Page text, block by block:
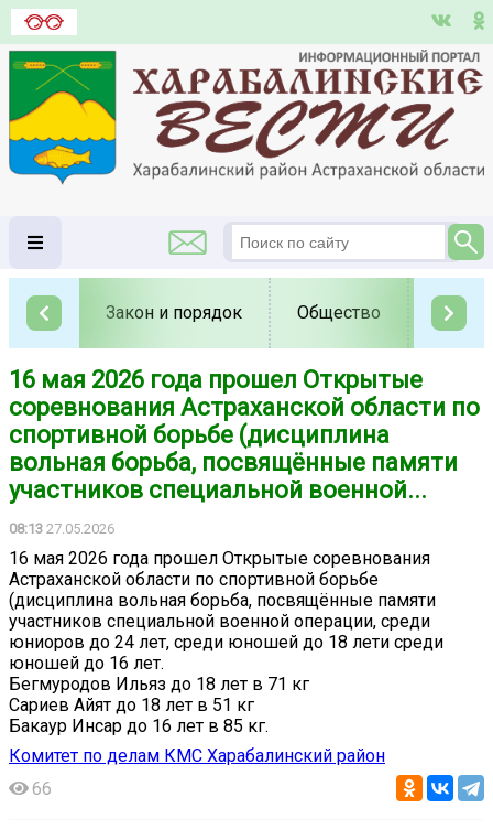
Закон и порядок Общество
16 мая 2026 года прошел Открытые
соревнования Астраханской области по
спортивной борьбе (дисциплина
вольная борьба, посвящённые памяти
участников специальной военной...
08:13 27.05.2026
16 мая 2026 года прошел Открытые соревнования
Астраханской области по спортивной борьбе
(дисциплина вольная борьба, посвящённые памяти
участников специальной военной операции, среди
юниоров до 24 лет, среди юношей до 18 лети среди
юношей до 16 лет.
Бегмуродов Ильяз до 18 лет в 71 кг
Сариев Айят до 18 лет в 51 кг
Бакаур Инсар до 16 лет в 85 кг.
Комитет по делам КМС Харабалинский район
66